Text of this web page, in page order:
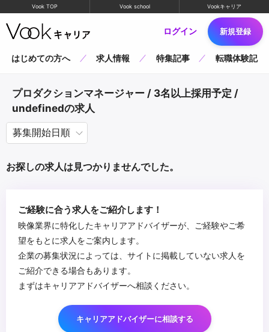
Vook TOP Vook school Vookキャリア
ログイン 新規登録
はじめての方へ 求人情報 特集記事 転職体験記
プロダクションマネージャー / 3名以上採用予定 /
undefinedの求人
お探しの求人は見つかりませんでした。
ご経験に合う求人をご紹介します！
映像業界に特化したキャリアアドバイザーが、ご経験やご希
望をもとに求人をご案内します。
企業の募集状況によっては、サイトに掲載していない求人を
ご紹介できる場合もあります。
まずはキャリアアドバイザーへ相談ください。
キャリアアドバイザーに相談する